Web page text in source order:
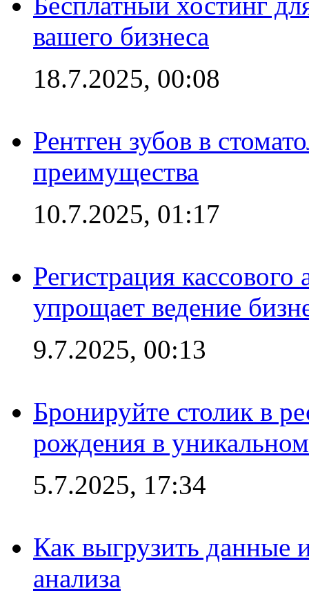
вашего бизнеса
18.7.2025, 00:08
Рентген зубов в
преимущества
10.7.2025, 01:17
Регистрация
упрощает ведение
9.7.2025, 00:13
Бронируйте столик в
рождения в
5.7.2025, 17:34
Как выгрузить данные
анализа